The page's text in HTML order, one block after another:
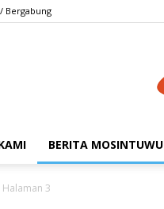
Bergabung
BERITA MOSINTUWU
Halaman 3